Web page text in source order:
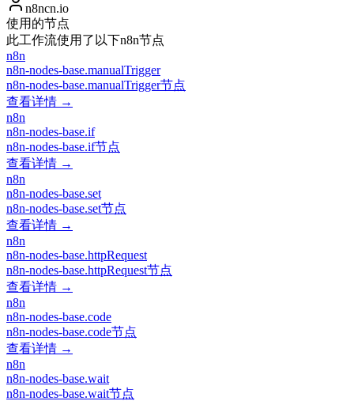
n8ncn.io
使用的节点
此工作流使用了以下n8n节点
n8n
n8n-nodes-base.manualTrigger
n8n-nodes-base.manualTrigger节点
查看详情 →
n8n
n8n-nodes-base.if
n8n-nodes-base.if节点
查看详情 →
n8n
n8n-nodes-base.set
n8n-nodes-base.set节点
查看详情 →
n8n
n8n-nodes-base.httpRequest
n8n-nodes-base.httpRequest节点
查看详情 →
n8n
n8n-nodes-base.code
n8n-nodes-base.code节点
查看详情 →
n8n
n8n-nodes-base.wait
n8n-nodes-base.wait节点